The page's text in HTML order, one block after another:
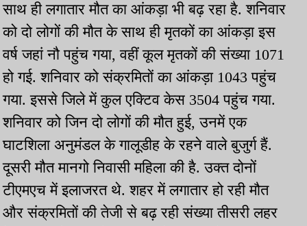
साथ ही लगातार मौत का आंकड़ा भी बढ़ रहा है. शनिवार
को दो लोगों की मौत के साथ ही मृतकों का आंकड़ा इस
वर्ष जहां नौ पहुंच गया, वहीं कूल मृतकों की संख्या 1071
हो गई. शनिवार को संक्रमितों का आंकड़ा 1043 पहुंच
गया. इससे जिले में कुल एक्टिव केस 3504 पहुंच गया.
शनिवार को जिन दो लोगों की मौत हुई, उनमें एक
घाटशिला अनुमंडल के गालूडीह के रहने वाले बुजुर्ग हैं.
दूसरी मौत मानगो निवासी महिला की है. उक्त दोनों
टीएमएच में इलाजरत थे. शहर में लगातार हो रही मौत
और संक्रमितों की तेजी से बढ़ रही संख्या तीसरी लहर